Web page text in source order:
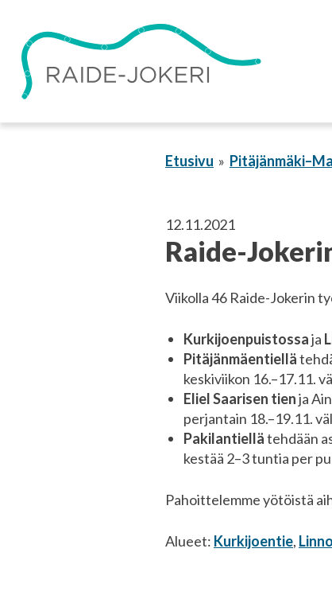
sisältöön
Etusivu
12.11.2021
Raide-
Viikolla 46 Raide-Jokerin
Kurkijoenpuistossaja
Pitäjänmäentiellä
keskiviikon 16.–17.11.
Eliel Saarisen tienja
perjantain 18.–19.11.
Pakilantiellätehdään
kestää 2–3 tuntia per
Pahoittelemme yötöistä
Alueet: Kurkijoentie,